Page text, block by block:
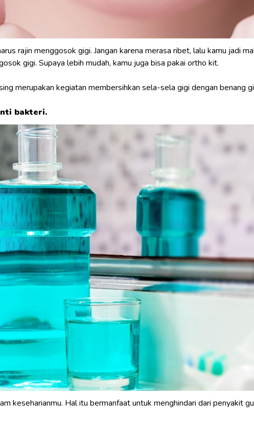
rajin menggosok gigi. Jangan karena merasa ribet, lalu kamu jadi
gigi. Supaya lebih mudah, kamu juga bisa pakai ortho kit.
merupakan kegiatan membersihkan sela-sela gigi dengan benang
bakteri.
keseharianmu. Hal itu bermanfaat untuk menghindari dari penyakit